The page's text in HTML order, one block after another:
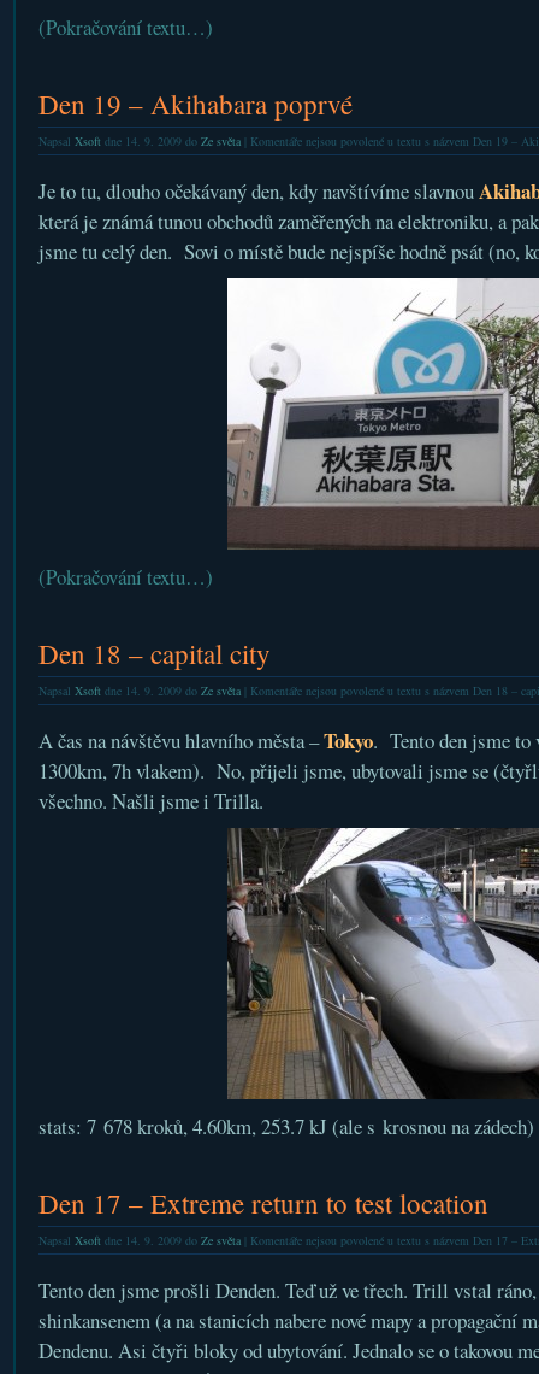
(Pokračování textu…)
Den 19 – Akihabara poprvé
Napsal Xsoftdne 14. 9. 2009 do Ze světa| Komentáře nejsou povolenéu textu s názvem Den 19 –
Je to tu, dlouho očekávaný den, kdy navštívíme slavnou
která je známá tunou obchodů zaměřených na elektroniku, a
jsme tu celý den. Sovi o místě bude nejspíše hodně psát (no,
(Pokračování textu…)
Den 18 – capital city
Napsal Xsoftdne 14. 9. 2009 do Ze světa| Komentáře nejsou povolenéu textu s názvem Den 18 –
A čas na návštěvu hlavního města –Tokyo. Tento den jsme to
1300km, 7h vlakem). No, přijeli jsme, ubytovali jsme se
všechno. Našli jsme i Trilla.
stats: 7 678 kroků, 4.60km, 253.7 kJ (ale s krosnou na zádech)
Den 17 – Extreme return to test location
Napsal Xsoftdne 14. 9. 2009 do Ze světa| Komentáře nejsou povolenéu textu s názvem Den 17 –
Tento den jsme prošli Denden. Teď už ve třech. Trill vstal ráno,
shinkansenem (a na stanicích nabere nové mapy a propagační
Dendenu. Asi čtyři bloky od ubytování. Jednalo se o takovou